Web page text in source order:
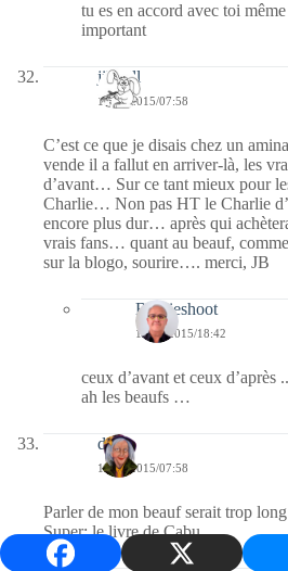
tu es en accord avec toi
important
jill bill
15/01/2015/07:58
C’est ce que je disais chez un
vende il a fallut en arriver-là, les
d’avant… Sur ce tant mieux pour
Charlie… Non pas HT le Charlie
encore plus dur… après qui
vrais fans… quant au beauf,
sur la blogo, sourire…. merci, JB
Bernieshoot
15/01/2015/18:42
ceux d’avant et ceux d’après ..
ah les beaufs …
dom
15/01/2015/07:58
Parler de mon beauf serait trop
Super; le livre de Cabu.